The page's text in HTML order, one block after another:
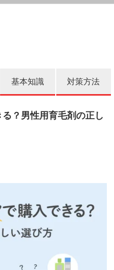
基本知識 対策方法
？男性用育毛剤の正し